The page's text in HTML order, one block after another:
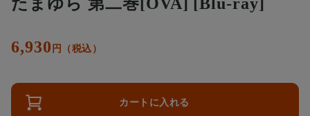
たまゆら 第二巻[OVA] [Blu-ray]
6,930 円（税込）
カートに入れる